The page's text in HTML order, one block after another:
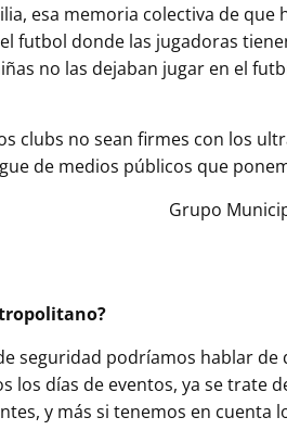
esa memoria colectiva de que
futbol donde las jugadoras
no las dejaban jugar en el
clubs no sean firmes con los
de medios públicos que
Grupo
seguridad podríamos hablar
los días de eventos, ya se
y más si tenemos en cuenta